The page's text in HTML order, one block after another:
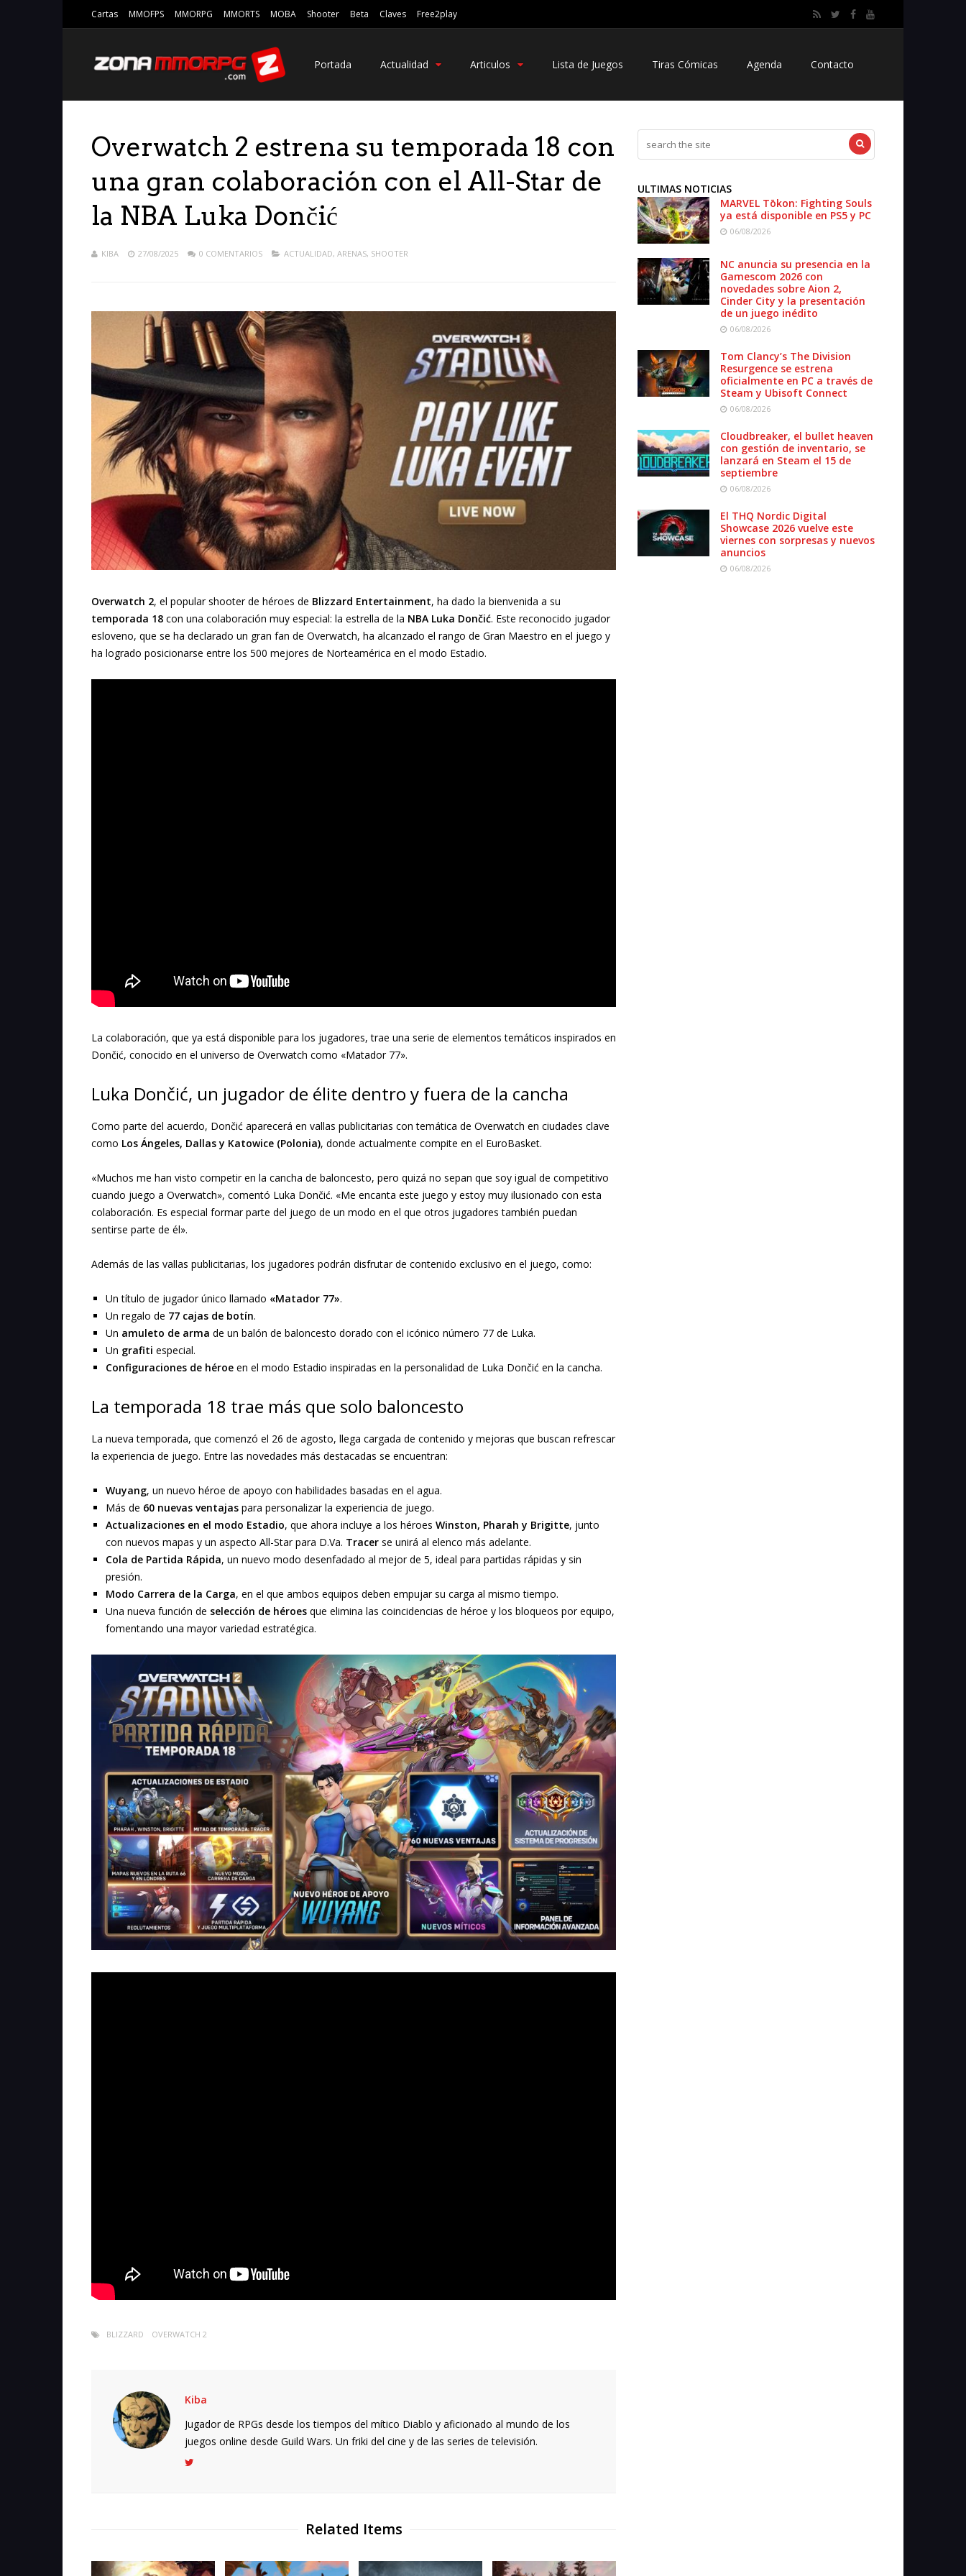
Cartas MMOFPS MMORPG MMORTS MOBA Shooter Beta Claves Free2play
Portada Actualidad Articulos Lista de Juegos Tiras Cómicas Agenda Contacto
Overwatch 2 estrena su temporada 18 con
una gran colaboración con el All-Star de
la NBA Luka Dončić
KIBA 27/08/2025 0 COMENTARIOS ACTUALIDAD, ARENAS, SHOOTER
Overwatch 2, el popular shooter de héroes de Blizzard Entertainment, ha dado la bienvenida a su
temporada 18 con una colaboración muy especial: la estrella de la NBA Luka Dončić. Este reconocido jugador
esloveno, que se ha declarado un gran fan de Overwatch, ha alcanzado el rango de Gran Maestro en el juego y
ha logrado posicionarse entre los 500 mejores de Norteamérica en el modo Estadio.
La colaboración, que ya está disponible para los jugadores, trae una serie de elementos temáticos inspirados en
Dončić, conocido en el universo de Overwatch como «Matador 77».
Luka Dončić, un jugador de élite dentro y fuera de la cancha
Como parte del acuerdo, Dončić aparecerá en vallas publicitarias con temática de Overwatch en ciudades clave
como Los Ángeles, Dallas y Katowice (Polonia), donde actualmente compite en el EuroBasket.
«Muchos me han visto competir en la cancha de baloncesto, pero quizá no sepan que soy igual de competitivo
cuando juego a Overwatch», comentó Luka Dončić. «Me encanta este juego y estoy muy ilusionado con esta
colaboración. Es especial formar parte del juego de un modo en el que otros jugadores también puedan
sentirse parte de él».
Además de las vallas publicitarias, los jugadores podrán disfrutar de contenido exclusivo en el juego, como:
Un título de jugador único llamado «Matador 77».
Un regalo de 77 cajas de botín.
Un amuleto de arma de un balón de baloncesto dorado con el icónico número 77 de Luka.
Un grafiti especial.
Configuraciones de héroe en el modo Estadio inspiradas en la personalidad de Luka Dončić en la cancha.
La temporada 18 trae más que solo baloncesto
La nueva temporada, que comenzó el 26 de agosto, llega cargada de contenido y mejoras que buscan refrescar
la experiencia de juego. Entre las novedades más destacadas se encuentran:
Wuyang, un nuevo héroe de apoyo con habilidades basadas en el agua.
Más de 60 nuevas ventajas para personalizar la experiencia de juego.
Actualizaciones en el modo Estadio, que ahora incluye a los héroes Winston, Pharah y Brigitte, junto
con nuevos mapas y un aspecto All-Star para D.Va. Tracer se unirá al elenco más adelante.
Cola de Partida Rápida, un nuevo modo desenfadado al mejor de 5, ideal para partidas rápidas y sin
presión.
Modo Carrera de la Carga, en el que ambos equipos deben empujar su carga al mismo tiempo.
Una nueva función de selección de héroes que elimina las coincidencias de héroe y los bloqueos por equipo,
fomentando una mayor variedad estratégica.
BLIZZARD OVERWATCH 2
Kiba
Jugador de RPGs desde los tiempos del mítico Diablo y aficionado al mundo de los
juegos online desde Guild Wars. Un friki del cine y de las series de televisión.
Related Items
ULTIMAS NOTICIAS
MARVEL Tōkon: Fighting Souls
ya está disponible en PS5 y PC
06/08/2026
NC anuncia su presencia en la
Gamescom 2026 con
novedades sobre Aion 2,
Cinder City y la presentación
de un juego inédito
06/08/2026
Tom Clancy’s The Division
Resurgence se estrena
oficialmente en PC a través de
Steam y Ubisoft Connect
06/08/2026
Cloudbreaker, el bullet heaven
con gestión de inventario, se
lanzará en Steam el 15 de
septiembre
06/08/2026
El THQ Nordic Digital
Showcase 2026 vuelve este
viernes con sorpresas y nuevos
anuncios
06/08/2026